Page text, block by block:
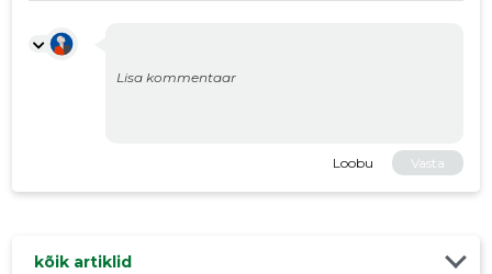
Loobu Vasta
kõik artiklid